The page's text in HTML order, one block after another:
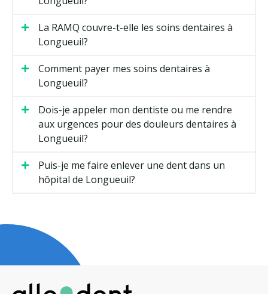
La RAMQ couvre-t-elle les soins dentaires à
Longueuil?
Comment payer mes soins dentaires à
Longueuil?
Dois-je appeler mon dentiste ou me rendre
aux urgences pour des douleurs dentaires à
Longueuil?
Puis-je me faire enlever une dent dans un
hôpital de Longueuil?